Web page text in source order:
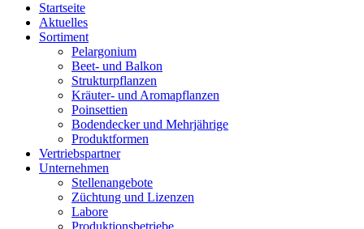
Startseite
Aktuelles
Sortiment
Pelargonium
Beet- und Balkon
Strukturpflanzen
Kräuter- und Aromapflanzen
Poinsettien
Bodendecker und Mehrjährige
Produktformen
Vertriebspartner
Unternehmen
Stellenangebote
Züchtung und Lizenzen
Labore
Produktionsbetriebe